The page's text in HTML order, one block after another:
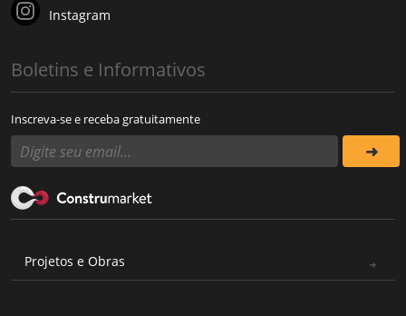
Instagram
Boletins e Informativos
Inscreva-se e receba gratuitamente
Projetos e Obras